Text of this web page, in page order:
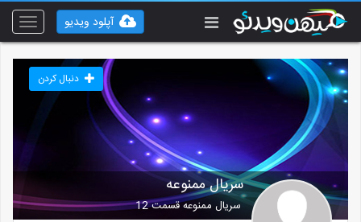
Toggle
آپلود ویدیو
سریال ممنوعه
سریال ممنوعه قسمت 12
دنبال کردن